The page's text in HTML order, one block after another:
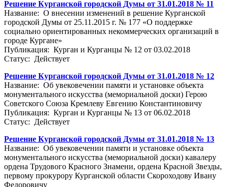
Решение Курганской городской Думы от 31.01.2018 № 11
Название: О внесении изменений в решение Курганской
городской Думы от 25.11.2015 г. № 177 «О поддержке
социально ориентированных некоммерческих организаций в
городе Кургане»
Публикация: Курган и Курганцы № 12 от 03.02.2018
Статус: Действует
Решение Курганской городской Думы от 31.01.2018 № 12
Название: Об увековечении памяти и установке объекта
монументального искусства (мемориальной доски) Герою
Советского Союза Кремлеву Евгению Константиновичу
Публикация: Курган и Курганцы № 13 от 06.02.2018
Статус: Действует
Решение Курганской городской Думы от 31.01.2018 № 13
Название: Об увековечении памяти и установке объекта
монументального искусства (мемориальной доски) кавалеру
ордена Трудового Красного Знамени, ордена Красной Звезды,
первому прокурору Курганской области Скороходову Ивану
Федоровичу